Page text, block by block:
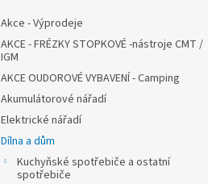
Akce - Výprodeje
AKCE - FRÉZKY STOPKOVÉ -nástroje CMT /
IGM
AKCE OUDOROVÉ VYBAVENÍ - Camping
Akumulátorové nářadí
Elektrické nářadí
Dílna a dům
Kuchyňské spotřebiče a ostatní
spotřebiče